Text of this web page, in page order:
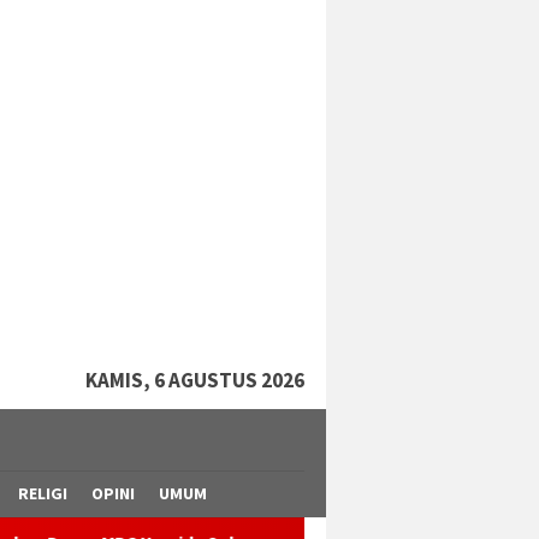
KAMIS, 6 AGUSTUS 2026
RELIGI OPINI UMUM